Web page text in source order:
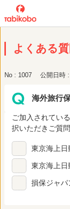
よくある質
No : 1007 公開日時
海外旅行
ご加入されてい
択いただきご質
東京海上日
東京海上日
損保ジャパ